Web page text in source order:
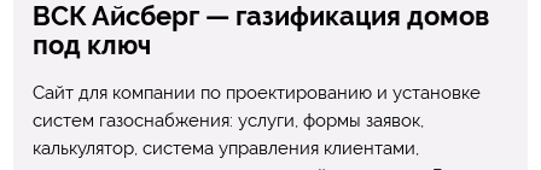
ВСК Айсберг — газификация домов
под ключ
Сайт для компании по проектированию и установке
систем газоснабжения: услуги, формы заявок,
калькулятор, система управления клиентами,